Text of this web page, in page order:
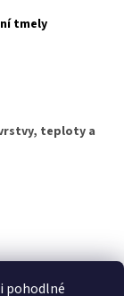
pohodlné
tmely
teploty a